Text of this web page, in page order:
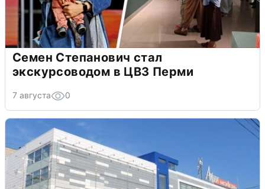
Семен Степанович стал
экскурсоводом в ЦВЗ Перми
7 августа 0